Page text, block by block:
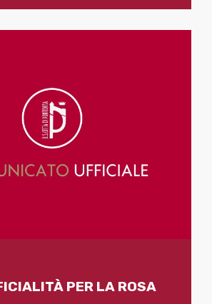
PER LA ROSA